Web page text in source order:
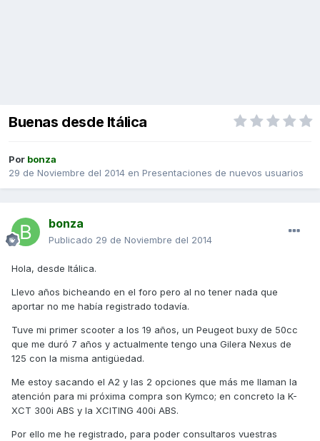
Buenas desde Itálica
Por bonza
29 de Noviembre del 2014 en Presentaciones de nuevos usuarios
bonza
Publicado 29 de Noviembre del 2014
Hola, desde Itálica.
Llevo años bicheando en el foro pero al no tener nada que
aportar no me había registrado todavía.
Tuve mi primer scooter a los 19 años, un Peugeot buxy de 50cc
que me duró 7 años y actualmente tengo una Gilera Nexus de
125 con la misma antigüedad.
Me estoy sacando el A2 y las 2 opciones que más me llaman la
atención para mi próxima compra son Kymco; en concreto la K-
XCT 300i ABS y la XCITING 400i ABS.
Por ello me he registrado, para poder consultaros vuestras